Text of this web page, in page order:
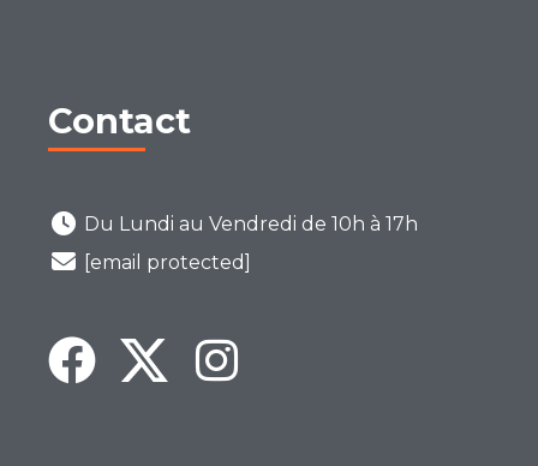
Contact
Du Lundi au Vendredi de 10h à 17h
[email protected]